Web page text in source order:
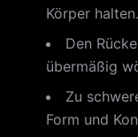
Körper halten.
Den
übermäßig
Zu
Form und